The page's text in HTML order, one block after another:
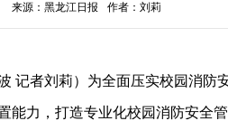
来源：黑龙江日报 作者：刘莉
记者刘莉） 为全面压实校园消防
能力，打造专业化校园消防安全